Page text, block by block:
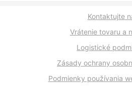
Kontaktujte
Vrátenie tovaru a
Logistické
Zásady ochrany
Podmienky používania